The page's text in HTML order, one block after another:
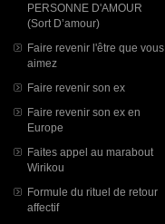
PERSONNE D'AMOUR
(Sort D’amour)
Faire revenir l'être que vous
aimez
Faire revenir son ex
Faire revenir son ex en
Europe
Faites appel au marabout
Wirikou
Formule du rituel de retour
affectif